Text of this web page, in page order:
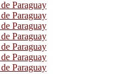
Paraguay
Paraguay
Paraguay
Paraguay
Paraguay
Paraguay
Paraguay